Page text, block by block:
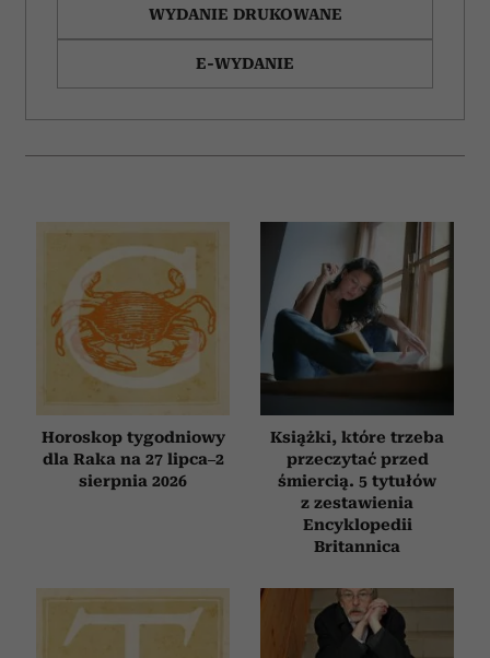
otrzymanymi od Ciebie lub uzyskanymi podczas
korzystania z ich usług.
WYDANIE DRUKOWANE
E-WYDANIE
Horoskop tygodniowy
dla Raka na 27 lipca–2
sierpnia 2026
Książki, które trzeba
przeczytać przed
śmiercią. 5 tytułów
z zestawienia
Encyklopedii
Britannica